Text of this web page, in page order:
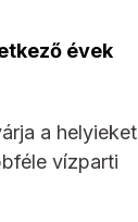
évek
a helyieket
vízparti